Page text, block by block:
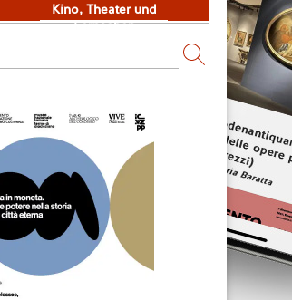
Kino, Theater und
Fernsehen